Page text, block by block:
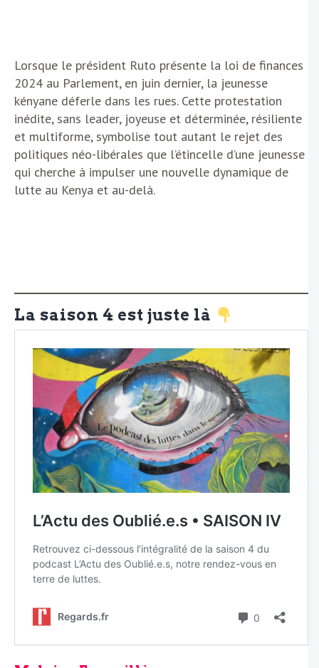
Lorsque le président Ruto présente la loi de finances
2024 au Parlement, en juin dernier, la jeunesse
kényane déferle dans les rues. Cette protestation
inédite, sans leader, joyeuse et déterminée, résiliente
et multiforme, symbolise tout autant le rejet des
politiques néo-libérales que l’étincelle d’une jeunesse
qui cherche à impulser une nouvelle dynamique de
lutte au Kenya et au-delà.
La saison 4 est juste là